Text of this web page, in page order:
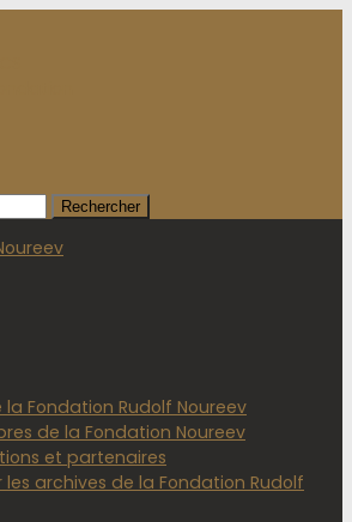
la Fondation Rudolf Noureev
de la Fondation Noureev
et partenaires
les archives de la Fondation Rudolf